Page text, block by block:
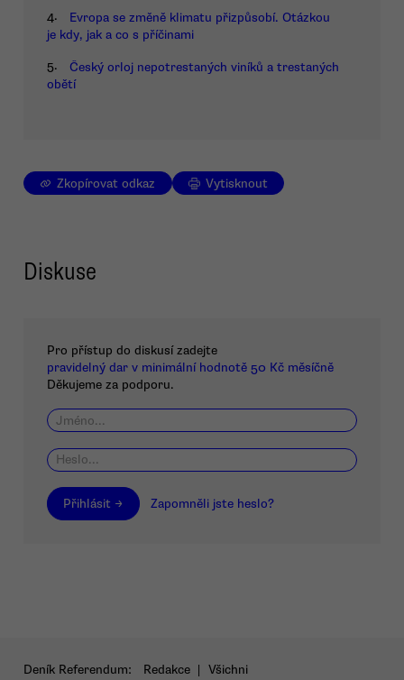
4.
Evropa se změně klimatu přizpůsobí. Otázkou
je kdy, jak a co s příčinami
5.
Český orloj nepotrestaných viníků a trestaných
obětí
Zkopírovat odkaz Vytisknout
Diskuse
Pro přístup do diskusí zadejte
pravidelný dar v minimální hodnotě 50 Kč měsíčně
Děkujeme za podporu.
Přihlásit → Zapomněli jste heslo?
Deník Referendum: Redakce | Všichni